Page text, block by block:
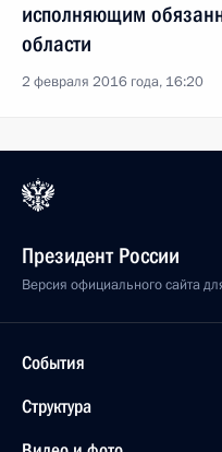
исполняющим
области
2 февраля 2016 года, 16:20
Президент России
Версия официального сайта
События
Структура